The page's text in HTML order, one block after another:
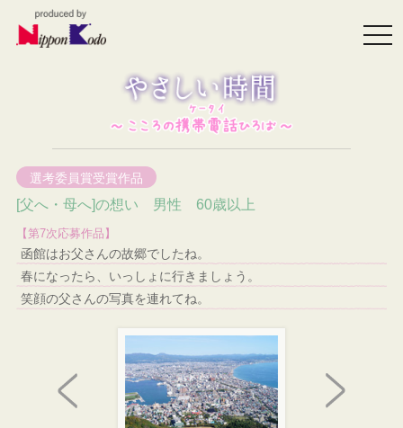
選考委員賞受賞作品
[父へ・母へ]の想い 男性 60歳以上
【第7次応募作品】
函館はお父さんの故郷でしたね。
春になったら、いっしょに行きましょう。
笑顔の父さんの写真を連れてね。